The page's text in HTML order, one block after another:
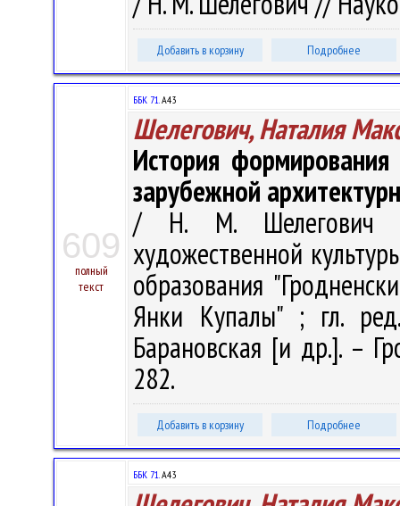
Добавить в корзину Подробнее
609
полный
текст
ББК 71.А43
Шелегович, Наталия
История формирования
зарубежной
/ Н. М. Шелегович //
художественной
образования
Янки Купалы" ; гл.
Барановская [и др.]. –
282.
Добавить в корзину Подробнее
ББК 71.А43